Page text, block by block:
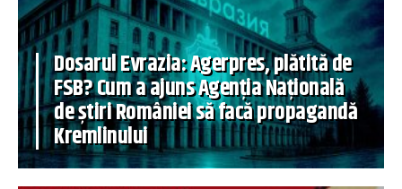
Dosarul Evrazia: Agerpres, plătită de
FSB? Cum a ajuns Agenția Națională
de știri României să facă propagandă
Kremlinului